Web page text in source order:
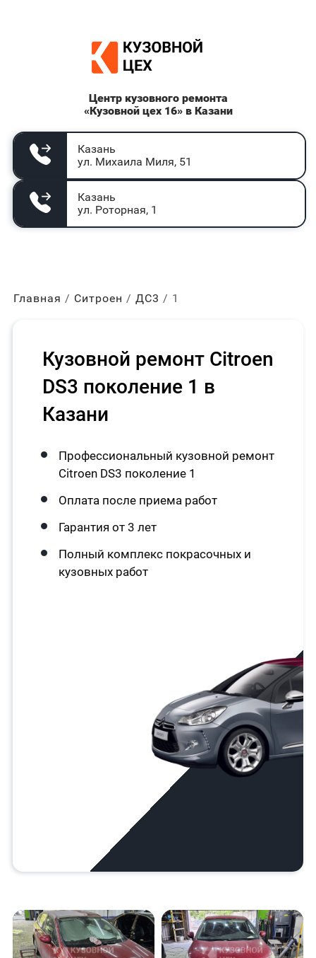
Центр кузовного ремонта
«Кузовной цех 16» в Казани
Казань
ул. Михаила Миля, 51
Казань
ул. Роторная, 1
Главная Ситроен ДС3 1
Кузовной ремонт Citroen
DS3 поколение 1 в
Казани
Профессиональный кузовной ремонт
Citroen DS3 поколение 1
Оплата после приема работ
Гарантия от 3 лет
Полный комплекс покрасочных и
кузовных работ